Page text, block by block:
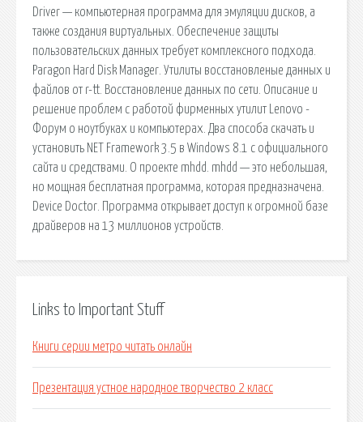
Driver — компьютерная программа для эмуляции дисков, а
также создания виртуальных. Обеспечение защиты
пользовательских данных требует комплексного подхода.
Paragon Hard Disk Manager. Утилиты восстановленые данных и
файлов от r-tt. Восстановление данных по сети. Описание и
решение проблем с работой фирменных утилит Lenovo -
Форум о ноутбуках и компьютерах. Два способа скачать и
установить NET Framework 3.5 в Windows 8.1 с официального
сайта и средствами. О проекте mhdd. mhdd — это небольшая,
но мощная бесплатная программа, которая предназначена.
Device Doctor. Программа открывает доступ к огромной базе
драйверов на 13 миллионов устройств.
Links to Important Stuff
Книги серии метро читать онлайн
Презентация устное народное творчество 2 класс